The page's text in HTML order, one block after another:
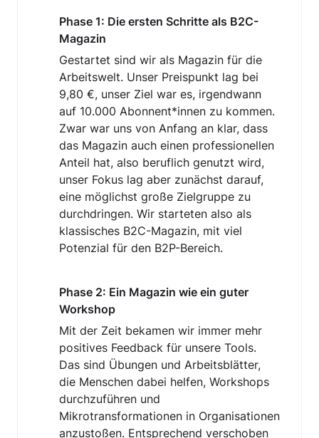
Phase 1: Die ersten Schritte als B2C-
Magazin
Gestartet sind wir als Magazin für die
Arbeitswelt. Unser Preispunkt lag bei
9,80 €, unser Ziel war es, irgendwann
auf 10.000 Abonnent*innen zu kommen.
Zwar war uns von Anfang an klar, dass
das Magazin auch einen professionellen
Anteil hat, also beruflich genutzt wird,
unser Fokus lag aber zunächst darauf,
eine möglichst große Zielgruppe zu
durchdringen. Wir starteten also als
klassisches B2C-Magazin, mit viel
Potenzial für den B2P-Bereich.
Phase 2: Ein Magazin wie ein guter
Workshop
Mit der Zeit bekamen wir immer mehr
positives Feedback für unsere Tools.
Das sind Übungen und Arbeitsblätter,
die Menschen dabei helfen, Workshops
durchzuführen und
Mikrotransformationen in Organisationen
anzustoßen. Entsprechend verschoben